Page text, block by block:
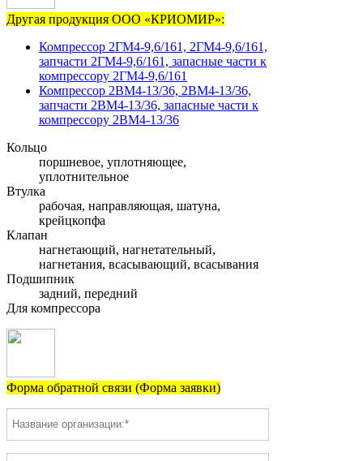
Другая продукция ООО «КРИОМИР»:
Компрессор 2ГМ4-9,6/161, 2ГМ4-9,6/161,
запчасти 2ГМ4-9,6/161, запасные части к
компрессору 2ГМ4-9,6/161
Компрессор 2ВМ4-13/36, 2ВМ4-13/36,
запчасти 2ВМ4-13/36, запасные части к
компрессору 2ВМ4-13/36
Кольцо
поршневое, уплотняющее,
уплотнительное
Втулка
рабочая, направляющая, шатуна,
крейцкопфа
Клапан
нагнетающий, нагнетательный,
нагнетания, всасывающий, всасывания
Подшипник
задний, передний
Для компрессора
Форма обратной связи (Форма заявки)